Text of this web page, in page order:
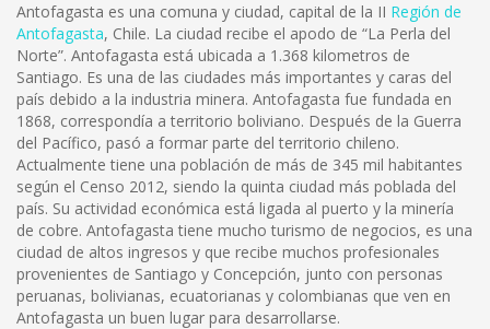
Antofagasta es una comuna y ciudad, capital de la II Región de
Antofagasta, Chile. La ciudad recibe el apodo de “La Perla del
Norte”. Antofagasta está ubicada a 1.368 kilometros de
Santiago. Es una de las ciudades más importantes y caras del
país debido a la industria minera. Antofagasta fue fundada en
1868, correspondía a territorio boliviano. Después de la Guerra
del Pacífico, pasó a formar parte del territorio chileno.
Actualmente tiene una población de más de 345 mil habitantes
según el Censo 2012, siendo la quinta ciudad más poblada del
país. Su actividad económica está ligada al puerto y la minería
de cobre. Antofagasta tiene mucho turismo de negocios, es una
ciudad de altos ingresos y que recibe muchos profesionales
provenientes de Santiago y Concepción, junto con personas
peruanas, bolivianas, ecuatorianas y colombianas que ven en
Antofagasta un buen lugar para desarrollarse.